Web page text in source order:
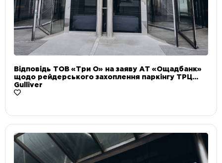
Відповідь ТОВ «Три О» на заяву АТ «Ощадбанк»
щодо рейдерського захоплення паркінгу ТРЦ
Gulliver